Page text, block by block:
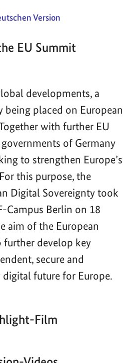
Version
EU Summit
developments, a
being placed on European
with further EU
of Germany
to strengthen Europe’s
this purpose, the
Digital Sovereignty took
Campus Berlin on 18
aim of the European
develop key
secure and
future for Europe.
Film
Aktueller
00:00| 00:00